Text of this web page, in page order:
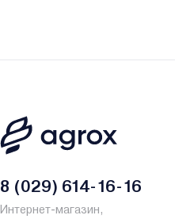
8 (029) 614-16-16
Интернет-магазин,